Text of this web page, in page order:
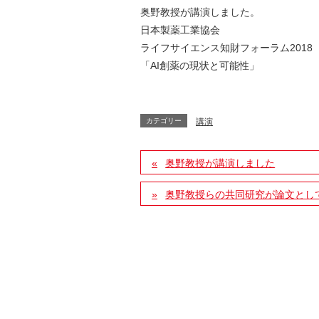
奥野教授が講演しました。
日本製薬工業協会
ライフサイエンス知財フォーラム2018
「AI創薬の現状と可能性」
カテゴリー 講演
奥野教授が講演しました
奥野教授らの共同研究が論文とし